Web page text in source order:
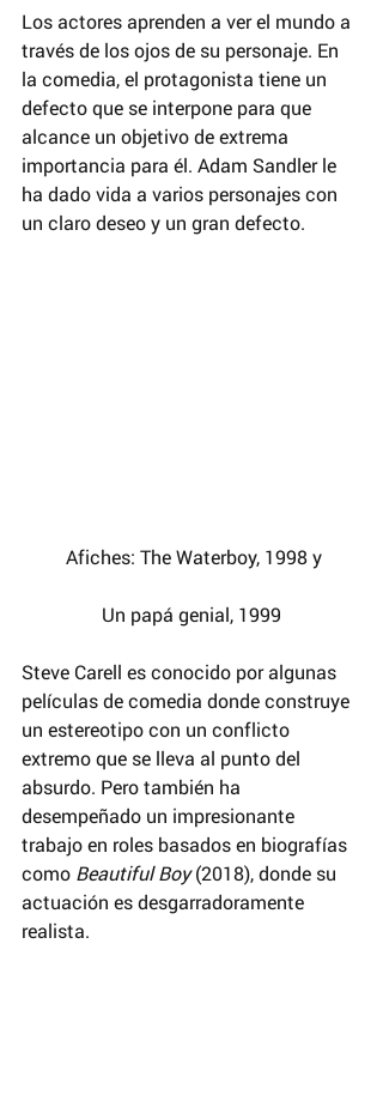
Los actores aprenden a ver el mundo a
través de los ojos de su personaje. En
la comedia, el protagonista tiene un
defecto que se interpone para que
alcance un objetivo de extrema
importancia para él. Adam Sandler le
ha dado vida a varios personajes con
un claro deseo y un gran defecto.
Afiches: The Waterboy, 1998 y
Un papá genial, 1999
Steve Carell es conocido por algunas
películas de comedia donde construye
un estereotipo con un conflicto
extremo que se lleva al punto del
absurdo. Pero también ha
desempeñado un impresionante
trabajo en roles basados en biografías
como Beautiful Boy (2018), donde su
actuación es desgarradoramente
realista.